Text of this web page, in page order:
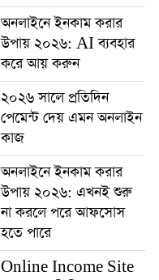
অনলাইনে ইনকাম করার
উপায় ২০২৬: AI ব্যবহার
করে আয় করুন
২০২৬ সালে প্রতিদিন
পেমেন্ট দেয় এমন অনলাইন
কাজ
অনলাইনে ইনকাম করার
উপায় ২০২৬: এখনই শুরু
না করলে পরে আফসোস
হতে পারে
Online Income Site